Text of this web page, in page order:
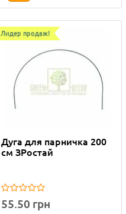
Лидер продаж!
Дуга для парничка 200
см ЗРостай
55.50 грн